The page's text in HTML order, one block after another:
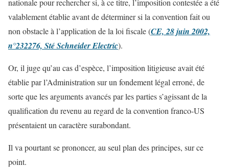
nationale pour rechercher si, à ce titre, l’imposition contestée a été
valablement établie avant de déterminer si la convention fait ou
non obstacle à l’application de la loi fiscale (CE, 28 juin 2002,
n°232276, Sté Schneider Electric).
Or, il juge qu’au cas d’espèce, l’imposition litigieuse avait été
établie par l’Administration sur un fondement légal erroné, de
sorte que les arguments avancés par les parties s’agissant de la
qualification du revenu au regard de la convention franco-US
présentaient un caractère surabondant.
Il va pourtant se prononcer, au seul plan des principes, sur ce
point.